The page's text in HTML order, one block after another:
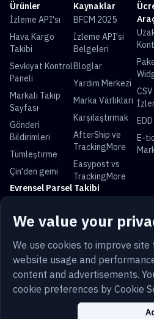
We value your
We use cookies to improve
website usage and
content and advertisements.
cookie preferences by Cookie
Ürünler
İzleme API'sı
Hava Kargo
Takibi
Sevkiyat Kontrol
Paneli
Markalı Takip
Sayfası
Gönderi
Bildirimleri
Tümleştirme
Çin'den gemi
Kaynaklar
BFCM 2025
İzleme API'si
Belgeleri
Bloglar
Yardım Merkezi
Marka Varlıkları
Karşılaştırmak
AfterShip ve
TrackingMore
Easypost vs
TrackingMore
E-
Evrensel Parsel Takibi
China Post TakipRoyal Mail Takip Yun
Gizlilik Site
Çerez